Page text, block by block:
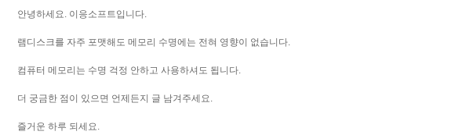
안녕하세요. 이응소프트입니다.
램디스크를 자주 포맷해도 메모리 수명에는 전혀 영향이 없습니다.
컴퓨터 메모리는 수명 걱정 안하고 사용하셔도 됩니다.
더 궁금한 점이 있으면 언제든지 글 남겨주세요.
즐거운 하루 되세요.